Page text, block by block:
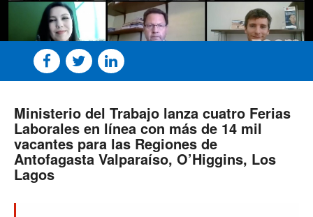
Ministerio del Trabajo lanza cuatro Ferias
Laborales en línea con más de 14 mil
vacantes para las Regiones de
Antofagasta Valparaíso, O’Higgins, Los
Lagos